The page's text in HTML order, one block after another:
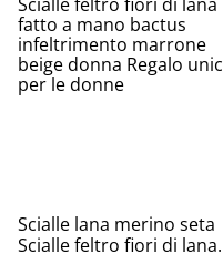
Scialle lana merino seta
Scialle feltro fiori di lana